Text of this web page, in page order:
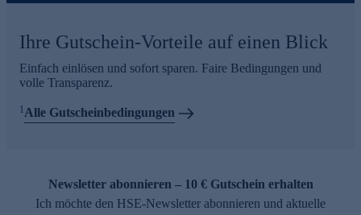
Ihre Gutschein-Vorteile auf einen Blick
Einfach einlösen und sofort sparen. Faire Bedingungen und
volle Transparenz.
1Alle Gutscheinbedingungen
Newsletter abonnieren – 10 € Gutschein erhalten
Ich möchte den HSE-Newsletter abonnieren und aktuelle